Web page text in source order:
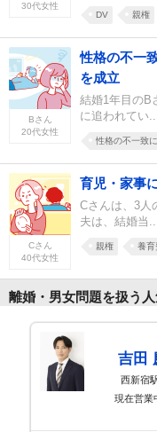
30代女性
DV 親権
Bさん
20代女性
性格の不一
を成立
結婚1年目のB
に追われてい
性格の不一致
Cさん
40代女性
育児・家事
Cさんは、3人
夫は、結婚当
親権 養育
離婚・男女問題を扱う
吉田
西新宿
現在営業